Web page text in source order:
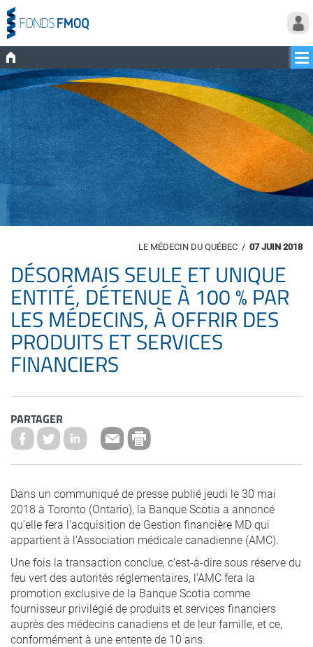
LE MÉDECIN DU QUÉBEC / 07 JUIN 2018
DÉSORMAIS SEULE ET UNIQUE
ENTITÉ, DÉTENUE À 100 % PAR
LES MÉDECINS, À OFFRIR DES
PRODUITS ET SERVICES
FINANCIERS
PARTAGER
Dans un communiqué de presse publié jeudi le 30 mai
2018 à Toronto (Ontario), la Banque Scotia a annoncé
qu’elle fera l’acquisition de Gestion financière MD qui
appartient à l’Association médicale canadienne (AMC).
Une fois la transaction conclue, c’est-à-dire sous réserve du
feu vert des autorités réglementaires, l’AMC fera la
promotion exclusive de la Banque Scotia comme
fournisseur privilégié de produits et services financiers
auprès des médecins canadiens et de leur famille, et ce,
conformément à une entente de 10 ans.